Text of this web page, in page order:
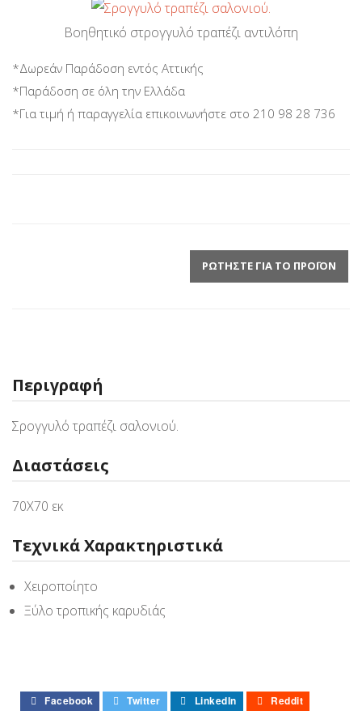
Βοηθητικό στρογγυλό τραπέζι αντιλόπη
*Δωρεάν Παράδοση εντός Αττικής
*Παράδοση σε όλη την Ελλάδα
*Για τιμή ή παραγγελία επικοινωνήστε στο 210 98 28 736
ΡΩΤΉΣΤΕ ΓΙΑ ΤΟ ΠΡΟΪΌΝ
Περιγραφή
Σρογγυλό τραπέζι σαλονιού.
Διαστάσεις
70Χ70 εκ
Τεχνικά Χαρακτηριστικά
Χειροποίητο
Ξύλο τροπικής καρυδιάς
Facebook Twitter LinkedIn
Reddit